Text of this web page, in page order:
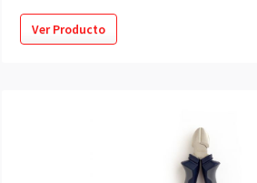
Ver Producto